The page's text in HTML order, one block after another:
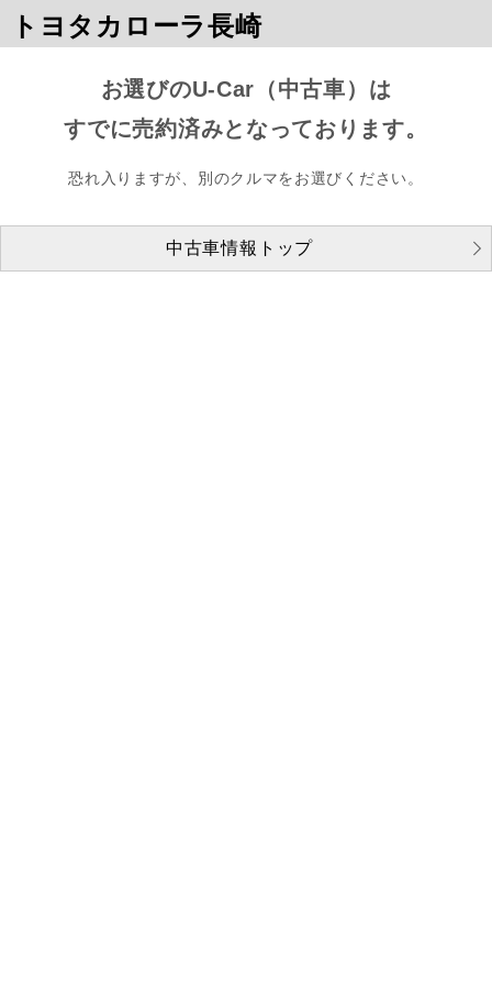
トヨタカローラ長崎
お選びのU-Car（中古車）は
すでに売約済みとなっております。
恐れ入りますが、別のクルマをお選びください。
中古車情報トップ